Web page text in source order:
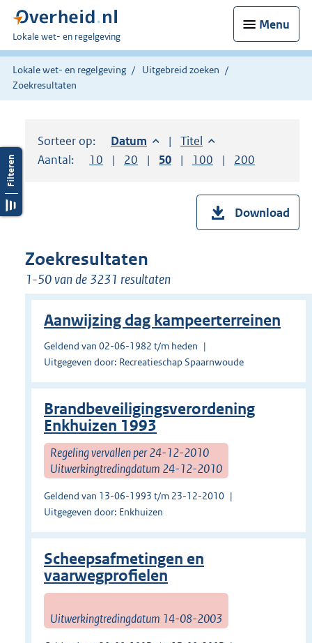
Menu
U
bent
hier:
Lokale wet- en regelgeving
Lokale wet- en regelgeving
Uitgebreid zoeken
Zoekresultaten
Sorteer op: Sorteer op:
Datum aflopendSorteer op:
Titel oplopend
Aantal:
Toon
10 resultaten per pagina
Toon
20 resultaten per pagina
Toon
50 resultaten per pagina
Toon
100 resultaten per
Toon
200
Download
Zoekresultaten
1-50 van de 3231 resultaten
Aanwijzing dag kampeerterreinen
Geldend van 02-06-1982 t/m heden
Uitgegeven door: Recreatieschap Spaarnwoude
Brandbeveiligingsverordening
Enkhuizen 1993
Regeling vervallen per 24-12-2010
Uitwerkingtredingdatum 24-12-2010
Geldend van 13-06-1993 t/m 23-12-2010
Uitgegeven door: Enkhuizen
Scheepsafmetingen en
vaarwegprofielen
Uitwerkingtredingdatum 14-08-2003